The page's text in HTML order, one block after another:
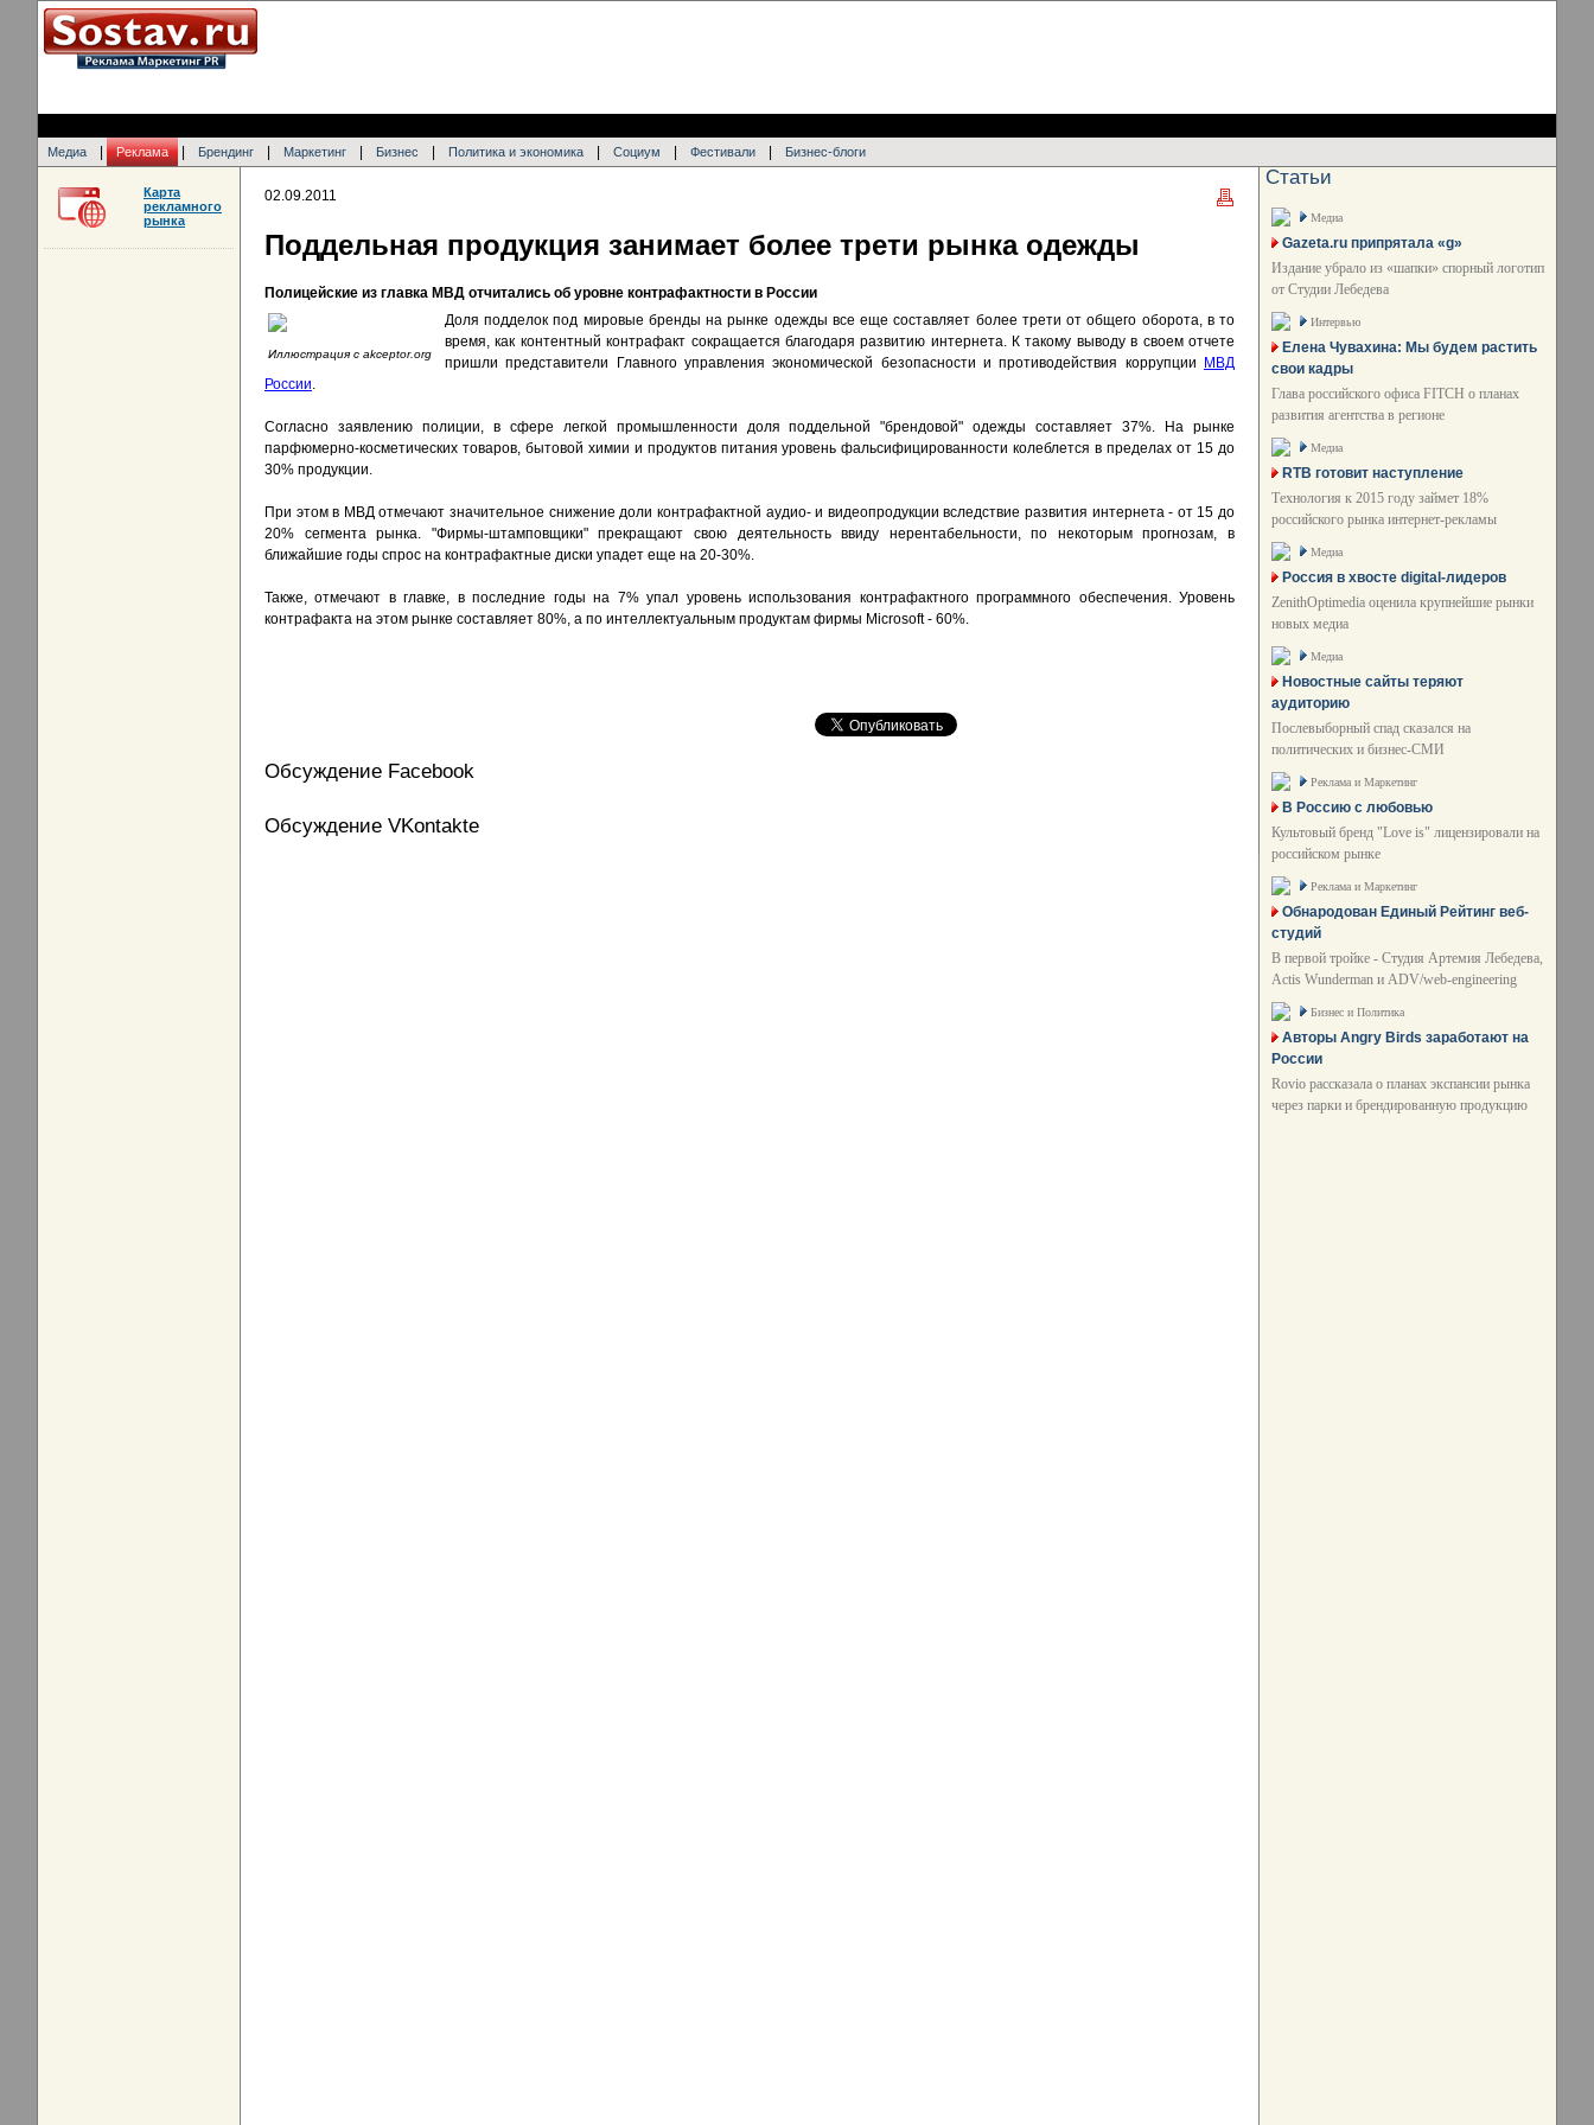
Медиа Реклама Брендинг Маркетинг Бизнес Политика и экономика Социум Фестивали Бизнес-блоги
02.09.2011
Поддельная продукция занимает более трети рынка одежды
Полицейские из главка МВД отчитались об уровне контрафактности в России
Иллюстрация с akceptor.org
Доля подделок под мировые бренды на рынке одежды все еще составляет более трети от общего оборота, в то
время, как контентный контрафакт сокращается благодаря развитию интернета. К такому выводу в своем отчете
пришли представители Главного управления экономической безопасности и противодействия коррупции
МВД
России.
Согласно заявлению полиции, в сфере легкой промышленности доля поддельной "брендовой" одежды составляет 37%. На рынке
парфюмерно-косметических товаров, бытовой химии и продуктов питания уровень фальсифицированности колеблется в пределах от 15 до
30% продукции.
При этом в МВД отмечают значительное снижение доли контрафактной аудио- и видеопродукции вследствие развития интернета - от 15 до
20% сегмента рынка. "Фирмы-штамповщики" прекращают свою деятельность ввиду нерентабельности, по некоторым прогнозам, в
ближайшие годы спрос на контрафактные диски упадет еще на 20-30%.
Также, отмечают в главке, в последние годы на 7% упал уровень использования контрафактного программного обеспечения. Уровень
контрафакта на этом рынке составляет 80%, а по интеллектуальным продуктам фирмы Microsoft - 60%.
Обсуждение Facebook
Обсуждение VKontakte
Карта
рекламного
рынка
Статьи
Медиа
Gazeta.ru припрятала «g»
Издание убрало из «шапки» спорный логотип
от Студии Лебедева
Интервью
Елена Чувахина: Мы будем растить
свои кадры
Глава российского офиса FITCH о планах
развития агентства в регионе
Медиа
RTB готовит наступление
Технология к 2015 году займет 18%
российского рынка интернет-рекламы
Медиа
Россия в хвосте digital-лидеров
ZenithOptimedia оценила крупнейшие рынки
новых медиа
Медиа
Новостные сайты теряют
аудиторию
Послевыборный спад сказался на
политических и бизнес-СМИ
Реклама и Маркетинг
В Россию с любовью
Культовый бренд "Love is" лицензировали на
российском рынке
Реклама и Маркетинг
Обнародован Единый Рейтинг веб-
студий
В первой тройке - Студия Артемия Лебедева,
Actis Wunderman и ADV/web-engineering
Бизнес и Политика
Авторы Angry Birds заработают на
России
Rovio рассказала о планах экспансии рынка
через парки и брендированную продукцию